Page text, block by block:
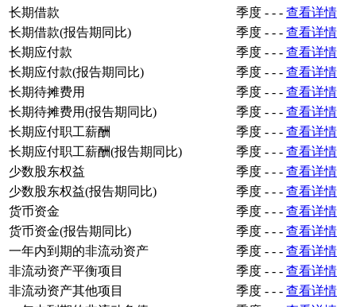
长期借款
季度 - - - 查看详情
长期借款(报告期同比)
季度 - - - 查看详情
长期应付款
季度 - - - 查看详情
长期应付款(报告期同比)
季度 - - - 查看详情
长期待摊费用
季度 - - - 查看详情
长期待摊费用(报告期同比)
季度 - - - 查看详情
长期应付职工薪酬
季度 - - - 查看详情
长期应付职工薪酬(报告期同比)
季度 - - - 查看详情
少数股东权益
季度 - - - 查看详情
少数股东权益(报告期同比)
季度 - - - 查看详情
货币资金
季度 - - - 查看详情
货币资金(报告期同比)
季度 - - - 查看详情
一年内到期的非流动资产
季度 - - - 查看详情
非流动资产平衡项目
季度 - - - 查看详情
非流动资产其他项目
季度 - - - 查看详情